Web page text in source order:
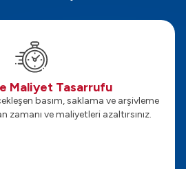
Maliyet Tasarrufu
basım, saklama ve arşivleme
zamanı ve maliyetleri azaltırsınız.